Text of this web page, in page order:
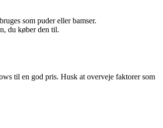
som puder eller bamser.
du køber den til.
til en god pris. Husk at overveje faktorer som